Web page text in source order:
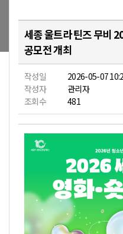
세종 울트라 틴즈 무비
공모전 개최
작성일
2026-05-07
작성자
관리자
조회수
481